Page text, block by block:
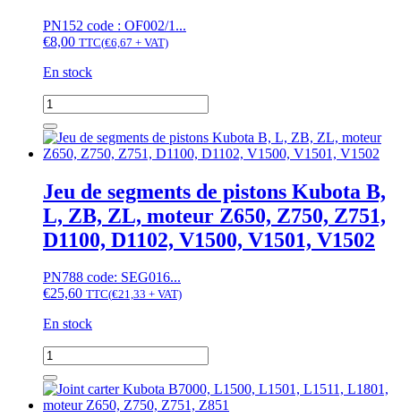
PN152 code : OF002/1...
€8,00 TTC(€6,67 + VAT)
En stock
quantité
de
Filtre
à
Yanmar
YM
series,
Kubota
L,
Moteurs
Kubota
Jeu de segments de pistons Kubota B,
L, ZB, ZL, moteur Z650, Z750, Z751,
D1100, D1102, V1500, V1501, V1502
PN788 code: SEG016...
€25,60 TTC(€21,33 + VAT)
En stock
quantité
de
Jeu
de